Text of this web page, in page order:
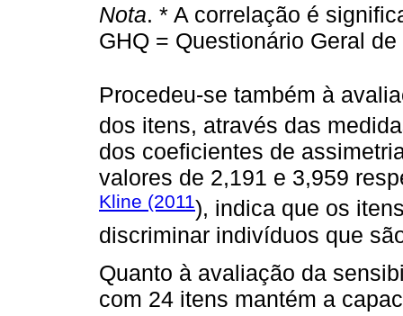
Nota. * A correlação é
GHQ = Questionário Geral
Procedeu-se também à
dos itens, através das
dos coeficientes de
valores de 2,191 e 3,959
Kline (2011), indica que os
discriminar indivíduos que
Quanto à avaliação da
com 24 itens mantém a